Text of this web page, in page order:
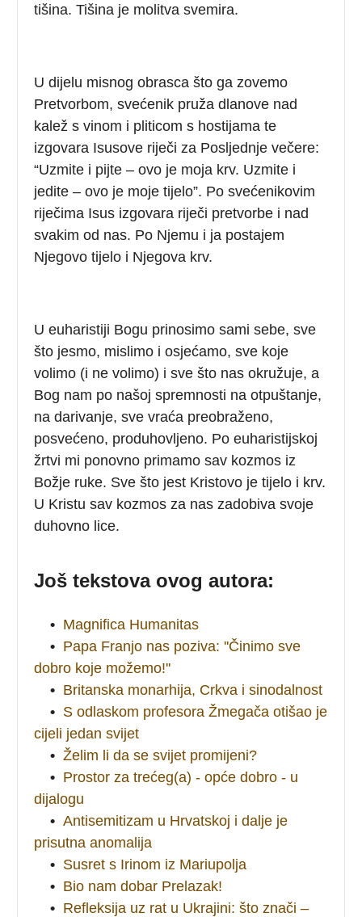
tišina. Tišina je molitva svemira.
U dijelu misnog obrasca što ga zovemo
Pretvorbom, svećenik pruža dlanove nad
kalež s vinom i pliticom s hostijama te
izgovara Isusove riječi za Posljednje večere:
“Uzmite i pijte – ovo je moja krv. Uzmite i
jedite – ovo je moje tijelo”. Po svećenikovim
riječima Isus izgovara riječi pretvorbe i nad
svakim od nas. Po Njemu i ja postajem
Njegovo tijelo i Njegova krv.
U euharistiji Bogu prinosimo sami sebe, sve
što jesmo, mislimo i osjećamo, sve koje
volimo (i ne volimo) i sve što nas okružuje, a
Bog nam po našoj spremnosti na otpuštanje,
na darivanje, sve vraća preobraženo,
posvećeno, produhovljeno. Po euharistijskoj
žrtvi mi ponovno primamo sav kozmos iz
Božje ruke. Sve što jest Kristovo je tijelo i krv.
U Kristu sav kozmos za nas zadobiva svoje
duhovno lice.
Još tekstova ovog autora:
• Magnifica Humanitas
• Papa Franjo nas poziva: ''Činimo sve
dobro koje možemo!''
• Britanska monarhija, Crkva i sinodalnost
• S odlaskom profesora Žmegača otišao je
cijeli jedan svijet
• Želim li da se svijet promijeni?
• Prostor za trećeg(a) - opće dobro - u
dijalogu
• Antisemitizam u Hrvatskoj i dalje je
prisutna anomalija
• Susret s Irinom iz Mariupolja
• Bio nam dobar Prelazak!
• Refleksija uz rat u Ukrajini: što znači –